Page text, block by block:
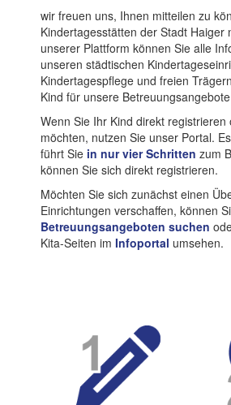
wir freuen uns, Ihnen mitteilen zu
Kindertagesstätten der Stadt Haiger
unserer Plattform können Sie alle
unseren städtischen
Kindertagespflege und freien
Kind für unsere
Wenn Sie Ihr Kind direkt registrieren
möchten, nutzen Sie unser Portal.
führt Sie in nur vier Schritten zum
können Sie sich direkt registrieren.
Möchten Sie sich zunächst einen
Einrichtungen verschaffen, können
Betreuungsangeboten suchen
Kita-Seiten im Infoportal umsehen.